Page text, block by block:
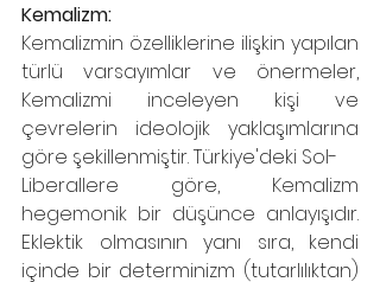
Kemalizm:
Kemalizmin özelliklerine ilişkin yapılan
türlü varsayımlar ve önermeler,
Kemalizmi inceleyen kişi ve
çevrelerin ideolojik yaklaşımlarına
göre şekillenmiştir. Türkiye'deki Sol-
Liberallere göre, Kemalizm
hegemonik bir düşünce anlayışıdır.
Eklektik olmasının yanı sıra, kendi
içinde bir determinizm (tutarlılıktan)